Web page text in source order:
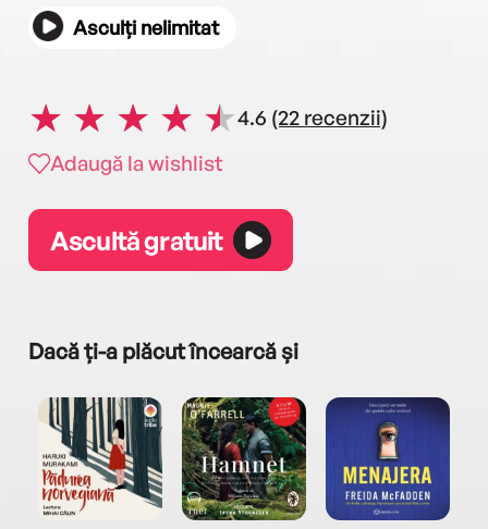
Asculți nelimitat
4.6 (22 recenzii)
Adaugă la wishlist
Ascultă gratuit
Dacă ți-a plăcut încearcă și